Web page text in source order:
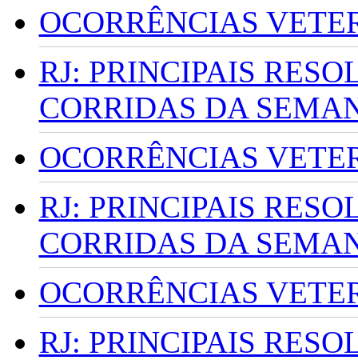
OCORRÊNCIAS
RJ: PRINCIPAIS
CORRIDAS DA
OCORRÊNCIAS
RJ: PRINCIPAIS
CORRIDAS DA
OCORRÊNCIAS
RJ: PRINCIPAIS